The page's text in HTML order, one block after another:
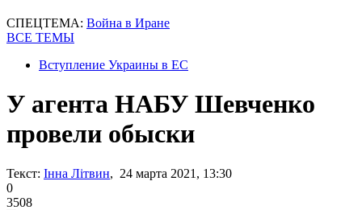
СПЕЦТЕМА: Война в Иране
ВСЕ ТЕМЫ
Вступление Украины в ЕС
У агента НАБУ Шевченко
провели обыски
Текст: Інна Літвин, 24 марта 2021, 13:30
0
3508